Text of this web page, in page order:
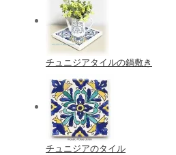
チュニジアタイルの鍋敷き
チュニジアのタイル